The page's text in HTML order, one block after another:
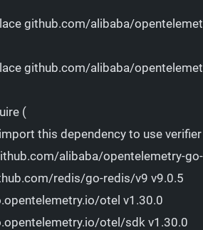
github.com/alibaba/
github.com/alibaba/
(
import this dependency to use verifier
alibaba/opentelemetry-
redis/go-redis/v9 v9.0.5
otel v1.30.0
otel/sdk v1.30.0